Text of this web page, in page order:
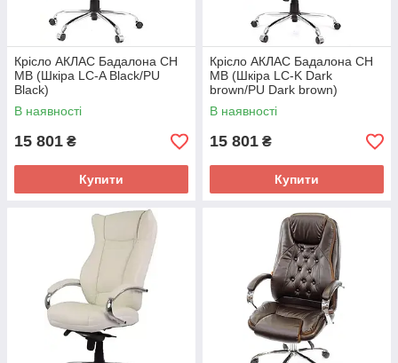
Крісло АКЛАС Бадалона CH
MB (Шкіра LC-A Black/PU
Black)
В наявності
15 801 ₴
Купити
Крісло АКЛАС Бадалона CH
MB (Шкіра LC-K Dark
brown/PU Dark brown)
В наявності
15 801 ₴
Купити